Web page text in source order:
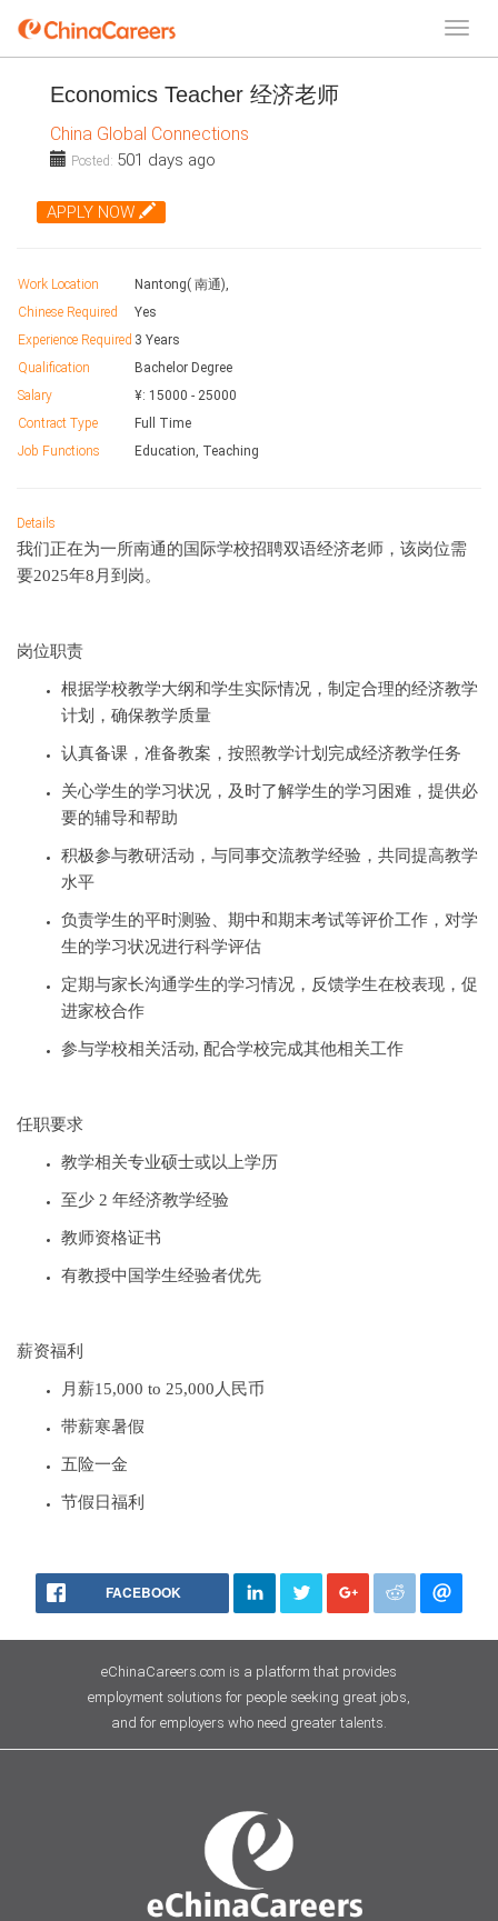
Economics Teacher 经济老师
China Global Connections
Posted: 501 days ago
APPLY NOW
Work Location
Nantong( 南通),
Chinese Required
Yes
Experience Required 3 Years
Qualification
Bachelor Degree
Salary
¥: 15000 - 25000
Contract Type
Full Time
Job Functions
Education, Teaching
Details
我们正在为一所南通的国际学校招聘双语经济老师，该岗位需
要2025年8月到岗。
岗位职责
根据学校教学大纲和学生实际情况，制定合理的经济教学
计划，确保教学质量
认真备课，准备教案，按照教学计划完成经济教学任务
关心学生的学习状况，及时了解学生的学习困难，提供必
要的辅导和帮助
积极参与教研活动，与同事交流教学经验，共同提高教学
水平
负责学生的平时测验、期中和期末考试等评价工作，对学
生的学习状况进行科学评估
定期与家长沟通学生的学习情况，反馈学生在校表现，促
进家校合作
参与学校相关活动, 配合学校完成其他相关工作
任职要求
教学相关专业硕士或以上学历
至少 2 年经济教学经验
教师资格证书
有教授中国学生经验者优先
薪资福利
月薪15,000 to 25,000 人民币
带薪寒暑假
五险一金
节假日福利
FACEBOOK
eChinaCareers.com is a platform that provides
employment solutions for people seeking great jobs,
and for employers who need greater talents.